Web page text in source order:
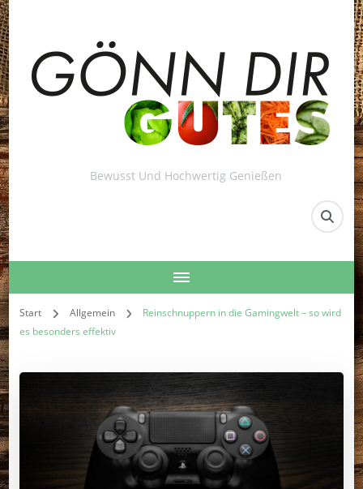
Bewusst Und Hochwertig Genießen
Start Allgemein
Reinschnuppern in die Gamingwelt – so wird
es besonders effektiv